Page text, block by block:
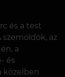
és a test
az
a
és
közelben